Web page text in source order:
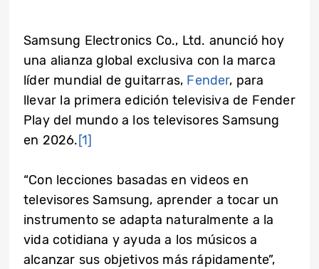
Samsung Electronics Co., Ltd. anunció hoy
una alianza global exclusiva con la marca
líder mundial de guitarras, Fender, para
llevar la primera edición televisiva de Fender
Play del mundo a los televisores Samsung
en 2026.[1]
“Con lecciones basadas en videos en
televisores Samsung, aprender a tocar un
instrumento se adapta naturalmente a la
vida cotidiana y ayuda a los músicos a
alcanzar sus objetivos más rápidamente”,